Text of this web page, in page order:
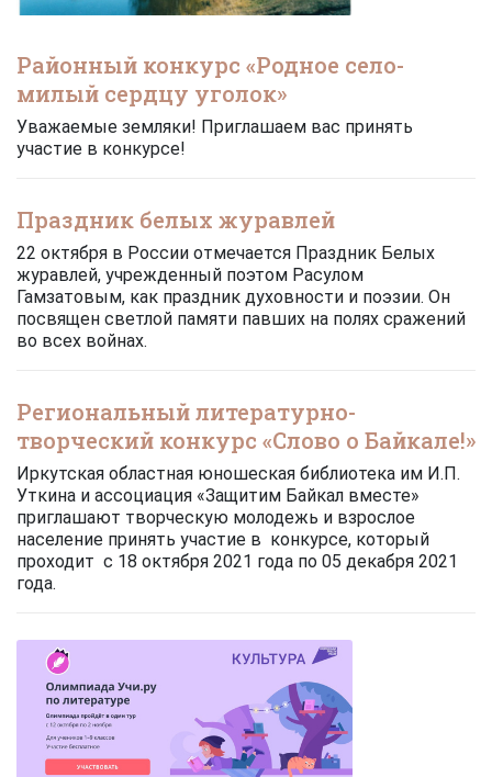
Районный конкурс «Родное село-
милый сердцу уголок»
Уважаемые земляки! Приглашаем вас принять
участие в конкурсе!
Праздник белых журавлей
22 октября в России отмечается Праздник Белых
журавлей, учрежденный поэтом Расулом
Гамзатовым, как праздник духовности и поэзии. Он
посвящен светлой памяти павших на полях сражений
во всех войнах.
Региональный литературно-
творческий конкурс «Слово о Байкале!»
Иркутская областная юношеская библиотека им И.П.
Уткина и ассоциация «Защитим Байкал вместе»
приглашают творческую молодежь и взрослое
население принять участие в конкурсе, который
проходит с 18 октября 2021 года по 05 декабря 2021
года.